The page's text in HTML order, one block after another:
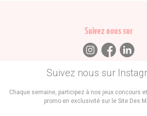
Suivez nous sur
Chaque semaine, participez à nos jeux concours
promo en exclusivité sur le Site Des
Suivez nous sur
Trouvez des
Promos Marques